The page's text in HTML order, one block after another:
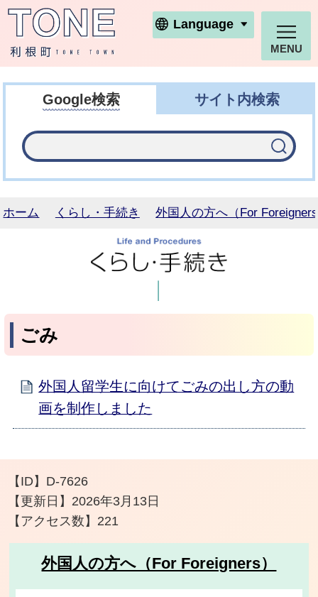
利根町ホームページ
Language
MENU
Google検索 サイト内検索
ホーム くらし・手続き 外国人の方へ（For
ごみ
外国人留学生に向けてごみの出し方の動
画を制作しました
【ID】 D-7626
【更新日】 2026年3月13日
【アクセス数】 221
外国人の方へ（For Foreigners）